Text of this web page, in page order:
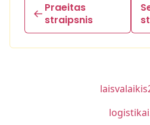
Praeitas
straipsnis